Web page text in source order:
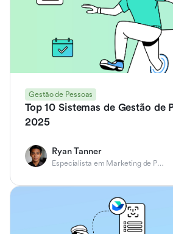
Gestão de Pessoas
Top 10 Sistemas de Gestão de
2025
Ryan Tanner
Especialista em Marketing de Produto